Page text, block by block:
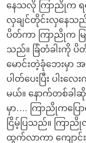
နေသလို ကြာညိုက ရင်
လှချင်တိုင်းလှနေသ
ပိတ်ကာ ကြာညိုက မ
သည်။ ခြံတံခါးကို ပိ
မောင်းတဲ့ခုံဘေးမှာ
ပါတ်ပေးပြီး ပါးလ
မယ်။ နောက်တစ်ခါဆို
မှာ…. ကြာညိုကပြော
ငြိမ့်ပြသည်။ ကြာ
ထွက်လာကာ ကျောင်